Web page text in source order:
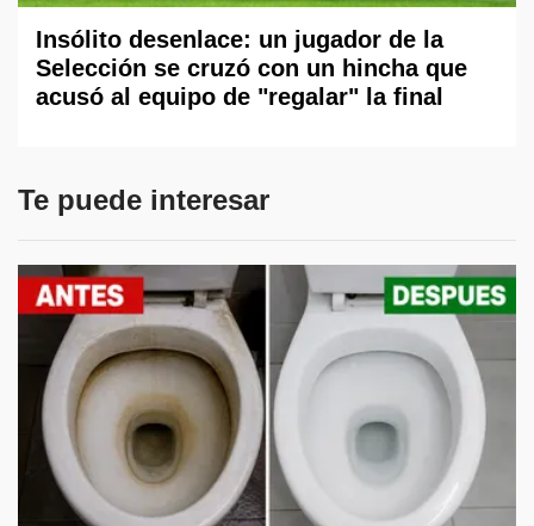
Insólito desenlace: un jugador de la
Selección se cruzó con un hincha que
acusó al equipo de "regalar" la final
Te puede interesar